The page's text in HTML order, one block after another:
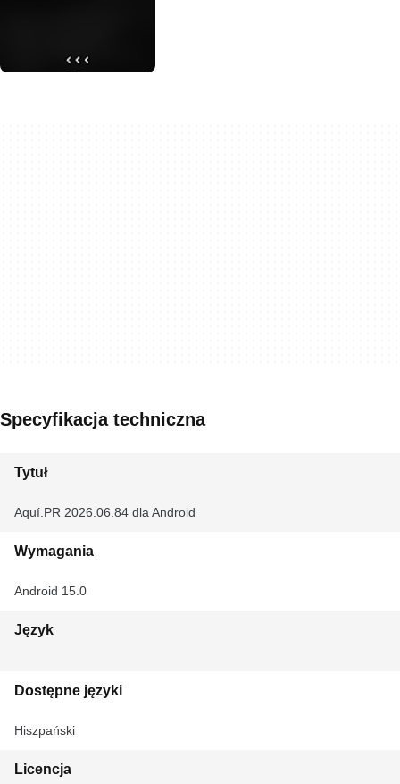
Specyfikacja techniczna
Tytuł
Aquí.PR 2026.06.84 dla Android
Wymagania
Android 15.0
Język
Dostępne języki
Hiszpański
Licencja